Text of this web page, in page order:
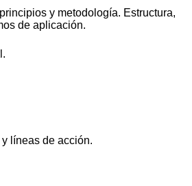
y metodología. Estructura,
de aplicación.
líneas de acción.